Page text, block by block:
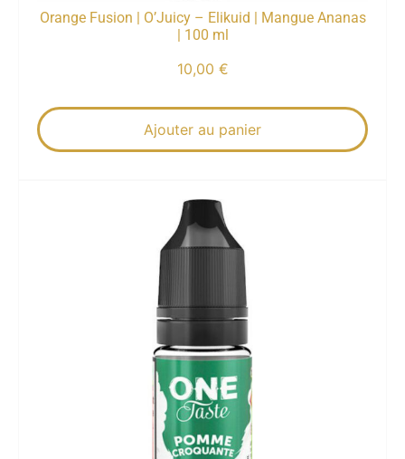
Orange Fusion | O’Juicy – Elikuid | Mangue Ananas
| 100 ml
10,00 €
Ajouter au panier